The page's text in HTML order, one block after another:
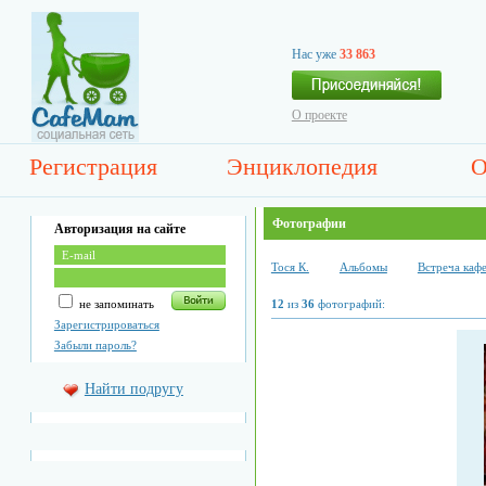
Нас уже 33 863
О проекте
Регистрация Энциклопедия
Авторизация на сайте
не запоминать
Зарегистрироваться
Забыли пароль?
Найти подругу
Фотографии
Тоcя К. Альбомы Встреча
12 из 36фотографий: